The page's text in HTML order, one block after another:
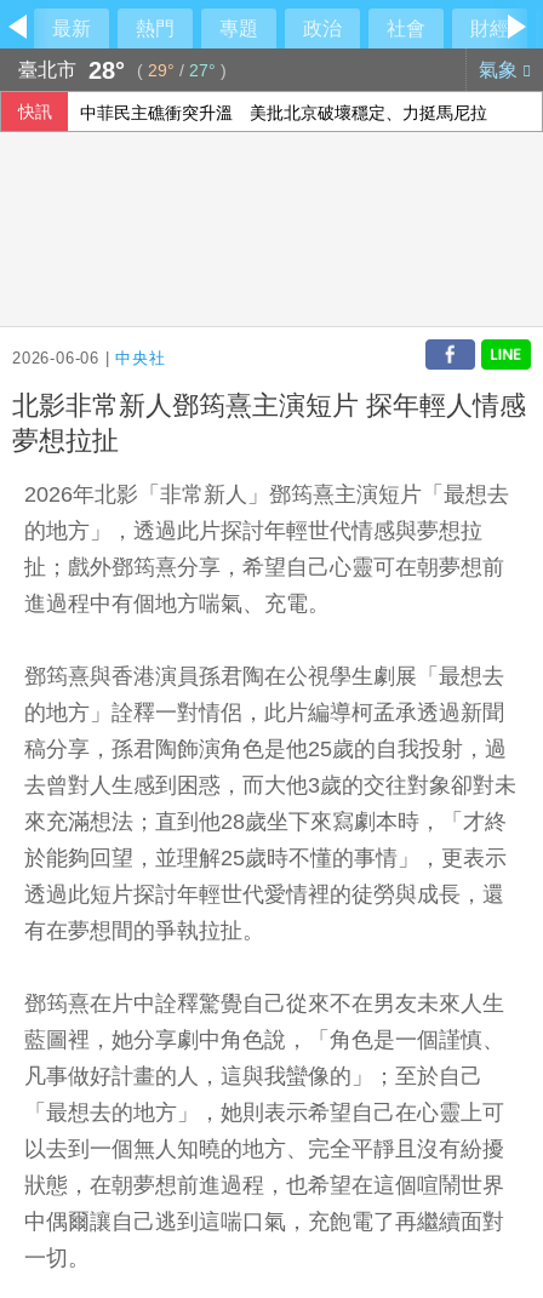
最新 熱門 專題 政治 社會
財經
臺北市 28° ( 29° / 27° ) 氣象
快訊 中菲民主礁衝突升溫 美批北京破壞穩定、力挺馬尼拉
2026-06-06 |中央社
北影非常新人鄧筠熹主演短片 探年輕人情感
夢想拉扯
2026年北影「非常新人」鄧筠熹主演短片「最想去
的地方」，透過此片探討年輕世代情感與夢想拉
扯；戲外鄧筠熹分享，希望自己心靈可在朝夢想前
進過程中有個地方喘氣、充電。
鄧筠熹與香港演員孫君陶在公視學生劇展「最想去
的地方」詮釋一對情侶，此片編導柯孟承透過新聞
稿分享，孫君陶飾演角色是他25歲的自我投射，過
去曾對人生感到困惑，而大他3歲的交往對象卻對未
來充滿想法；直到他28歲坐下來寫劇本時，「才終
於能夠回望，並理解25歲時不懂的事情」，更表示
透過此短片探討年輕世代愛情裡的徒勞與成長，還
有在夢想間的爭執拉扯。
鄧筠熹在片中詮釋驚覺自己從來不在男友未來人生
藍圖裡，她分享劇中角色說，「角色是一個謹慎、
凡事做好計畫的人，這與我蠻像的」；至於自己
「最想去的地方」，她則表示希望自己在心靈上可
以去到一個無人知曉的地方、完全平靜且沒有紛擾
狀態，在朝夢想前進過程，也希望在這個喧鬧世界
中偶爾讓自己逃到這喘口氣，充飽電了再繼續面對
一切。